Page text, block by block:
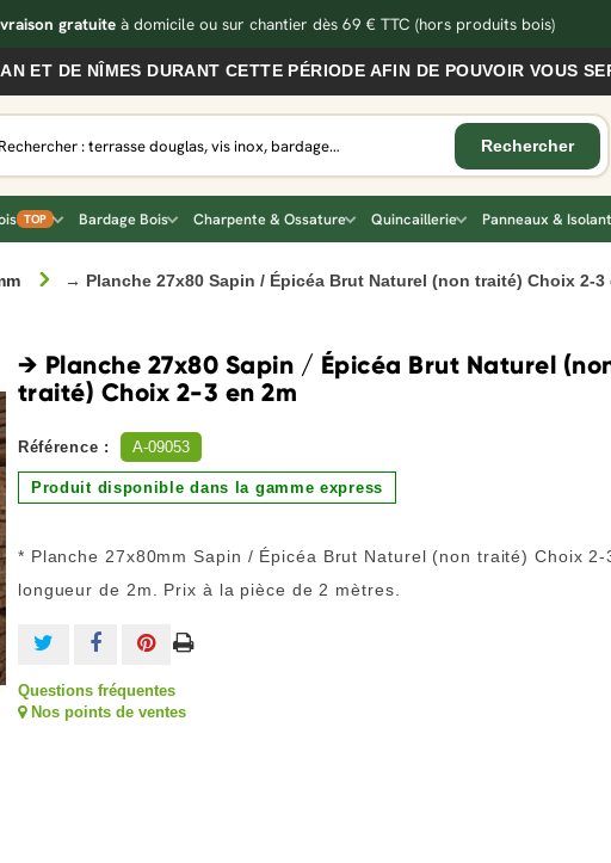
gratuiteà domicile ou sur chantier dès 69 € TTC (hors produits bois)
DURANT CETTE PÉRIODE AFIN DE POUVOIR VOUS SERVIR
TOP Bardage Bois Charpente & Ossature Quincaillerie Panneaux &
→ Planche 27x80 Sapin / Épicéa Brut Naturel (non traité) Choix 2-3
→ Planche 27x80 Sapin / Épicéa Brut Naturel
traité) Choix 2-3 en 2m
Référence : A-09053
Produit disponible dans la gamme express
* Planche 27x80mm Sapin / Épicéa Brut Naturel (non traité) Choix 2-
longueur de 2m. Prix à la pièce de 2 mètres.
Questions fréquentes
Nos points de ventes